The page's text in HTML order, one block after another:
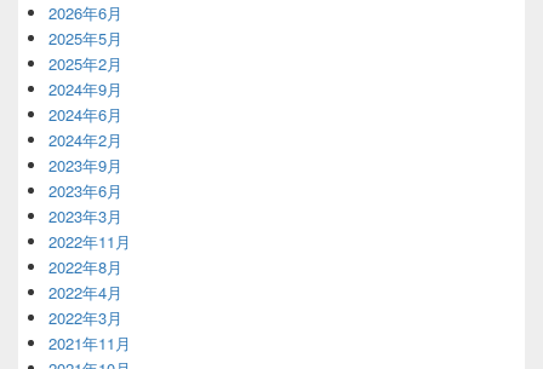
2026年6月
2025年5月
2025年2月
2024年9月
2024年6月
2024年2月
2023年9月
2023年6月
2023年3月
2022年11月
2022年8月
2022年4月
2022年3月
2021年11月